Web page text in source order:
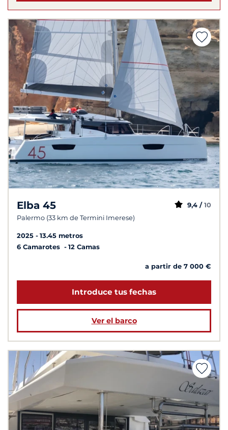
Elba 45
Palermo (33 km de Termini Imerese)
9,4 / 10
2025
13.45 metros
6 Camarotes
12 Camas
a partir de 7 000 €
Introduce tus fechas
Ver el barco